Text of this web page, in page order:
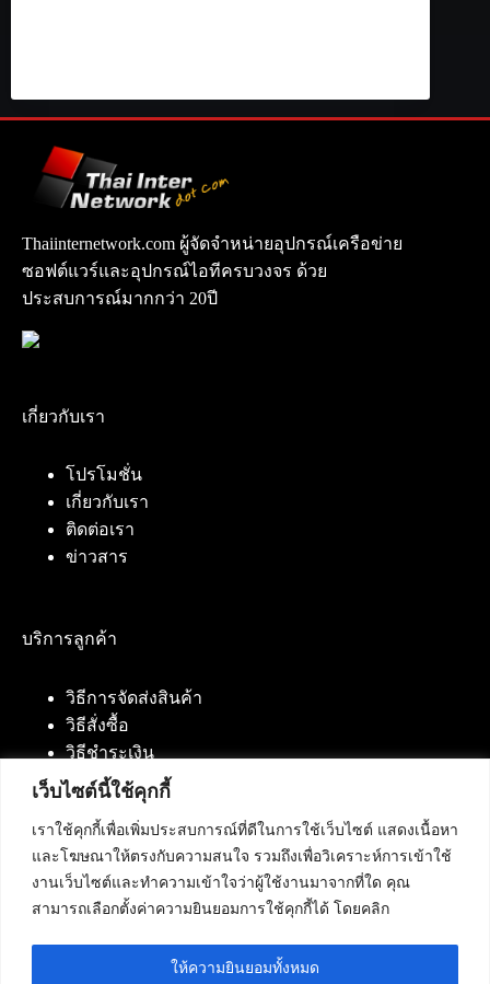
เว็บไซต์นี้ใช้คุกกี้
เราใช้คุกกี้เพื่อเพิ่มประสบการณ์ที่ดีในการใช้เว็บไซต์ แสดงเนื้อหา
และโฆษณาให้ตรงกับความสนใจ รวมถึงเพื่อวิเคราะห์การเข้าใช้
งานเว็บไซต์และทำความเข้าใจว่าผู้ใช้งานมาจากที่ใด คุณ
สามารถเลือกตั้งค่าความยินยอมการใช้คุกกี้ได้ โดยคลิก
ให้ความยินยอมทั้งหมด
Thaiinternetwork.com ผู้จัดจำหน่ายอุปกรณ์เครือข่าย
ซอฟต์แวร์และอุปกรณ์ไอทีครบวงจร ด้วย
ประสบการณ์มากกว่า 20ปี
เกี่ยวกับเรา
โปรโมชั่น
เกี่ยวกับเรา
ติดต่อเรา
ข่าวสาร
บริการลูกค้า
วิธีการจัดส่งสินค้า
วิธีสั่งซื้อ
วิธีชำระเงิน
ติดต่อเรา
บริษัท เน็ทฟิวชั่น คอมมิวนิเคชั่น จำกัด 420/94 ถนน
นัมเบอร์วัน-ราม 2 แขวงดอกไม้, เขตประเวศ
กรุงเทพมหานคร 10250